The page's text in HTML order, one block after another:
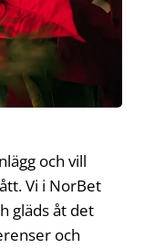
och vill
Vi i NorBet
gläds åt det
och